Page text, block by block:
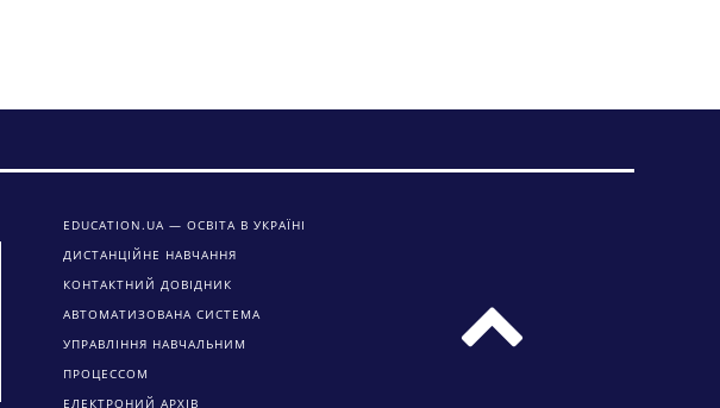
EDUCATION.UA — ОСВІТА В УКРАЇНІ
ДИСТАНЦІЙНЕ НАВЧАННЯ
КОНТАКТНИЙ ДОВІДНИК
АВТОМАТИЗОВАНА СИСТЕМА
УПРАВЛІННЯ НАВЧАЛЬНИМ
ПРОЦЕССОМ
ЕЛЕКТРОНИЙ АРХІВ